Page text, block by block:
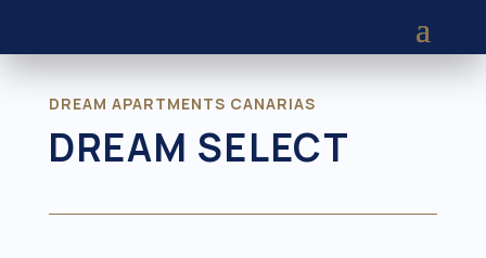
DREAM APARTMENTS CANARIAS
DREAM SELECT